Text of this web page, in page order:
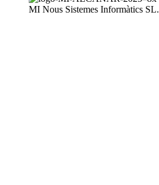
MI Nous Sistemes Informàtics SL.